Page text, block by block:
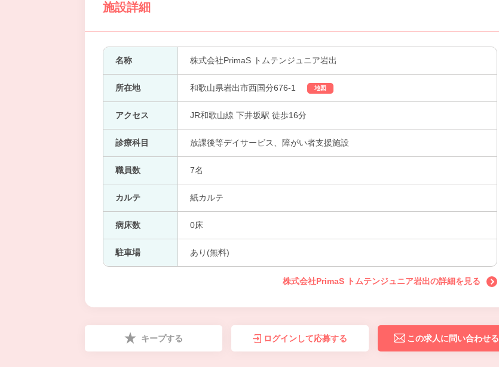
施設詳細
名称 株式会社PrimaS トムテンジュニア岩出
所在地 和歌山県岩出市西国分676-1 地図
アクセス JR和歌山線 下井坂駅 徒歩16分
診療科目 放課後等デイサービス、障がい者支援施設
職員数 7名
カルテ 紙カルテ
病床数 0床
駐車場 あり(無料)
株式会社PrimaS トムテンジュニア岩出の詳細を見る
キープする ログインして応募する この求人に問い合わせる